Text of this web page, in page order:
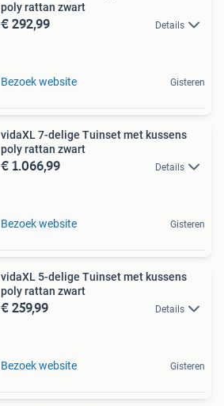
poly rattan zwart
€ 292,99 Details
Bezoek website Gisteren
vidaXL 7-delige Tuinset met kussens
poly rattan zwart
€ 1.066,99 Details
Bezoek website Gisteren
vidaXL 5-delige Tuinset met kussens
poly rattan zwart
€ 259,99 Details
Bezoek website Gisteren